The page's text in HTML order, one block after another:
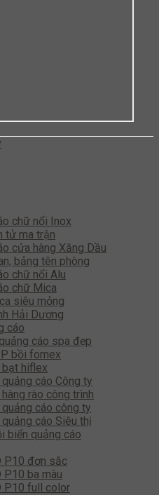
chữ nổi Inox
tử ma trận
cửa hàng Xăng Dầu
bảng tên phòng
chữ nổi Alu
chữ Mica
siêu mỏng
Hải Dương
cáo
cáo spa đẹp
bồi fomex
bạt hiflex
cáo Công ty
rào công trình
cáo công ty
cáo Siêu thị
biển quảng cáo
P10 đơn sắc
P10 ba màu
P10 full color